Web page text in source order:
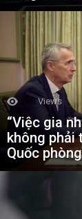
788 Views
“Việc gia
không phải
Quốc